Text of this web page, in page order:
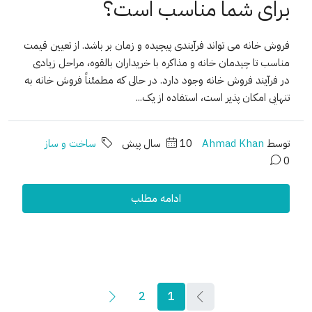
برای شما مناسب است؟
فروش خانه می تواند فرآیندی پیچیده و زمان بر باشد. از تعیین قیمت
مناسب تا چیدمان خانه و مذاکره با خریداران بالقوه، مراحل زیادی
در فرآیند فروش خانه وجود دارد. در حالی که مطمئناً فروش خانه به
تنهایی امکان پذیر است، استفاده از یک...
توسط Ahmad Khan 10 سال پیش
ساخت و ساز
0
ادامه مطلب
1
2